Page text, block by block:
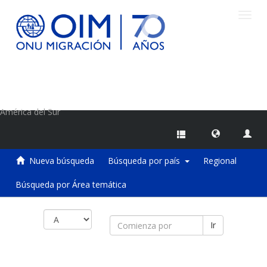
América del Sur
Nueva búsqueda Búsqueda por país Regional
Búsqueda por Área temática
Ir